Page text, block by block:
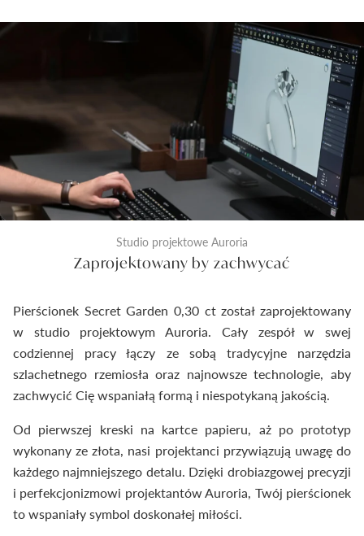
Studio projektowe Auroria
Zaprojektowany by zachwycać
Pierścionek Secret Garden 0,30 ct został zaprojektowany
w studio projektowym Auroria. Cały zespół w swej
codziennej pracy łączy ze sobą tradycyjne narzędzia
szlachetnego rzemiosła oraz najnowsze technologie, aby
zachwycić Cię wspaniałą formą i niespotykaną jakością.
Od pierwszej kreski na kartce papieru, aż po prototyp
wykonany ze złota, nasi projektanci przywiązują uwagę do
każdego najmniejszego detalu. Dzięki drobiazgowej precyzji
i perfekcjonizmowi projektantów Auroria, Twój pierścionek
to wspaniały symbol doskonałej miłości.